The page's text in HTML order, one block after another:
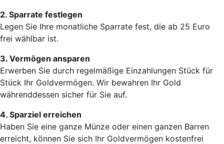
2. Sparrate festlegen
Legen Sie Ihre monatliche Sparrate fest, die ab 25 Euro
frei wählbar ist.
3. Vermögen ansparen
Erwerben Sie durch regelmäßige Einzahlungen Stück für
Stück Ihr Goldvermögen. Wir bewahren Ihr Gold
währenddessen sicher für Sie auf.
4. Sparziel erreichen
Haben Sie eine ganze Münze oder einen ganzen Barren
erreicht, können Sie sich Ihr Goldvermögen kostenfrei